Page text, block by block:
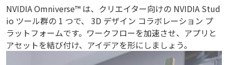
NVIDIA Omniverse™ は、クリエイター向けの NVIDIA Stud
io ツール群の 1 つで、 3D デザイン コラボレーション プ
ラットフォームです。ワークフローを加速させ、アプリと
アセットを結び付け、アイデアを形にしましょう。